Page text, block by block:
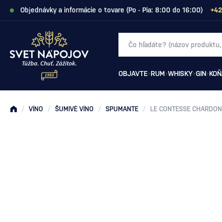
Objednávky a informácie o tovare (Po - Pia: 8:00 do 16:00)
OBJAVTE RUM WHISKY GIN
/ VÍNO / ŠUMIVÉ VÍNO / SPUMANTE / LE CONTESSE